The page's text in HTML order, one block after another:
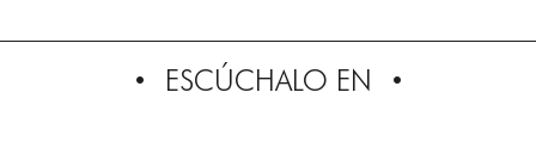
ESCÚCHALO EN